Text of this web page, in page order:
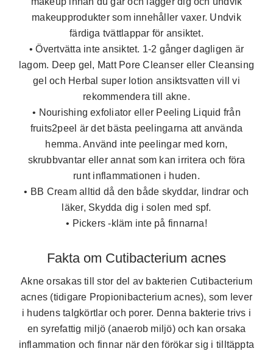
makeupprodukter som innehåller vaxer. Undvik
färdiga tvättlappar för ansiktet.
•Övertvätta inte ansiktet. 1-2 gånger dagligen är
lagom. Deep gel, Matt Pore Cleanser eller Cleansing
gel och Herbal super lotion ansiktsvatten vill vi
rekommendera till akne.
• Nourishing exfoliator eller Peeling Liquid från
fruits2peel är det bästa peelingarna att använda
hemma. Använd inte peelingar med korn,
skrubbvantar eller annat som kan irritera och föra
runt inflammationen i huden.
• BB Cream alltid då den både skyddar, lindrar och
läker, Skydda dig i solen med spf.
• Pickers -kläm inte på finnarna!
Fakta om Cutibacterium acnes
Akne orsakas till stor del av bakterien Cutibacterium
acnes (tidigare Propionibacterium acnes), som lever
i hudens talgkörtlar och porer. Denna bakterie trivs i
en syrefattig miljö (anaerob miljö) och kan orsaka
inflammation och finnar när den förökar sig i tilltäppta